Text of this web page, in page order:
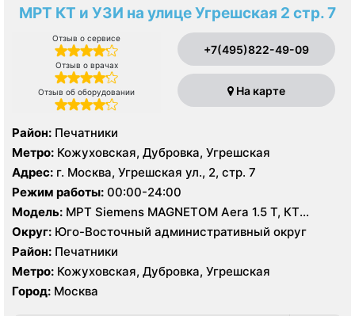
МРТ КТ и УЗИ на улице Угрешская 2 стр. 7
Отзыв о сервисе
Отзыв о врачах
Отзыв об оборудовании
+7(495)822-49-09
На карте
Район: Печатники
Метро: Кожуховская, Дубровка, Угрешская
Адрес: г. Москва, Угрешская ул., 2, стр. 7
Режим работы: 00:00-24:00
Модель: МРТ Siemens MAGNETOM Aera 1.5 T, КТ
Siemens SOMATOM Perspective 128 срезов, УЗИ
Округ: Юго-Восточный административный округ
Район: Печатники
Метро: Кожуховская, Дубровка, Угрешская
Город: Москва